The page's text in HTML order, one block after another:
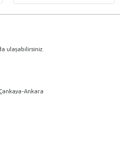
ulaşabilirsiniz.
Ankara